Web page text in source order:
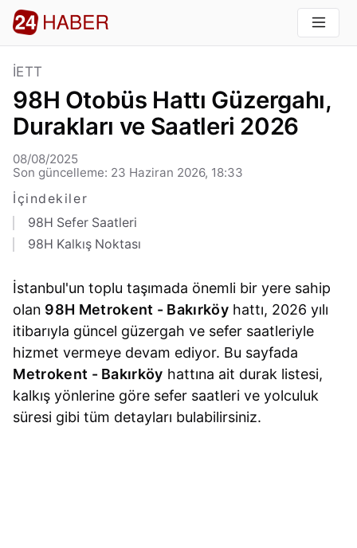
İETT
98H Otobüs Hattı Güzergahı,
Durakları ve Saatleri 2026
08/08/2025
Son güncelleme: 23 Haziran 2026, 18:33
İçindekiler
98H Sefer Saatleri
98H Kalkış Noktası
İstanbul'un toplu taşımada önemli bir yere sahip
olan 98H Metrokent - Bakırköy hattı, 2026 yılı
itibarıyla güncel güzergah ve sefer saatleriyle
hizmet vermeye devam ediyor. Bu sayfada
Metrokent - Bakırköy hattına ait durak listesi,
kalkış yönlerine göre sefer saatleri ve yolculuk
süresi gibi tüm detayları bulabilirsiniz.